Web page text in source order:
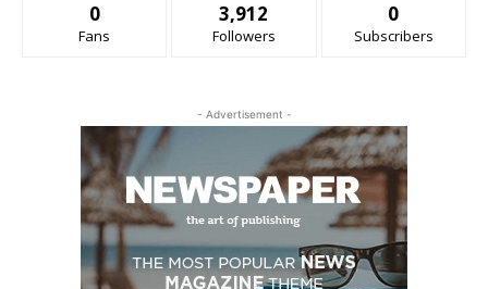
0
Fans
3,912
Followers
0
Subscribers
- Advertisement -